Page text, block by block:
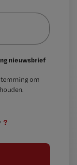
nieuwsbrief
om
?